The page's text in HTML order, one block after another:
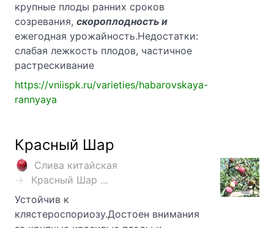
крупные плоды ранних сроков
созревания, скороплодность и
ежегодная урожайность.Недостатки:
слабая лежкость плодов, частичное
растрескивание
https://vniispk.ru/varieties/habarovskaya-
rannyaya
Красный Шар
Слива китайская
Красный Шар ...
Устойчив к
клястероспориозу.Достоен внимания